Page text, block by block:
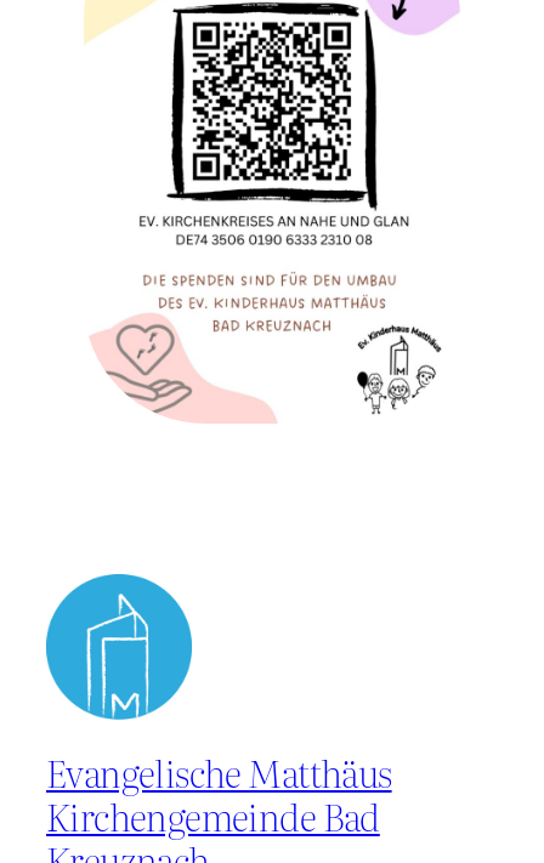
Evangelische Matthäus
Kirchengemeinde Bad